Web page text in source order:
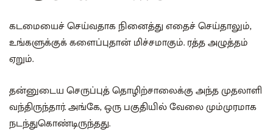
கடமையைச் செய்வதாக நினைத்து எதைச் செய்தாலும்,
உங்களுக்குக் களைப்புதான் மிச்சமாகும். ரத்த அழுத்தம்
ஏறும்.
தன்னுடைய செருப்புத் தொழிற்சாலைக்கு அந்த முதலாளி
வந்திருந்தார். அங்கே, ஒரு பகுதியில் வேலை மும்முரமாக
நடந்துகொண்டிருந்தது.